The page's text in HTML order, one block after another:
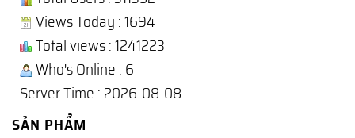
Views Today : 1694
Total views : 1241223
Who's Online : 6
Server Time : 2026-08-08
SẢN PHẨM